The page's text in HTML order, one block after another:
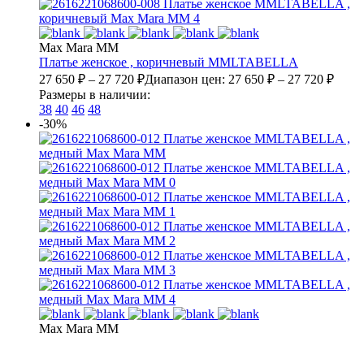
Max Mara MM
Платье женское , коричневый MMLTABELLA
27 650 ₽ – 27 720 ₽Диапазон цен: 27 650 ₽ – 27 720 ₽
Размеры в наличии:
38 40 46 48
-30%
Max Mara MM